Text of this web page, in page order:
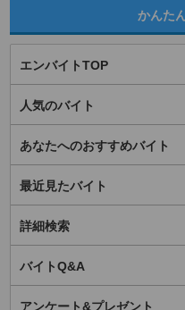
かんた
エンバイトTOP
人気のバイト
あなたへのおすすめバイト
最近見たバイト
詳細検索
バイトQ&A
アンケート&プレゼント